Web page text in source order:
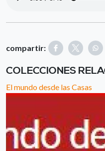
compartir:
COLECCIONES
El mundo desde las Casas